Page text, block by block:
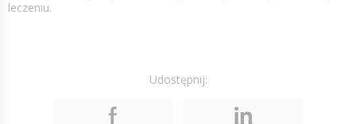
leczeniu.
Udostępnij: